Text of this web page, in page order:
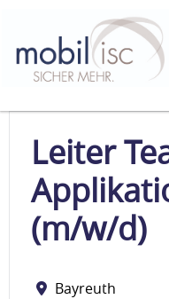
Leiter
(m/w/d)
Bayreuth